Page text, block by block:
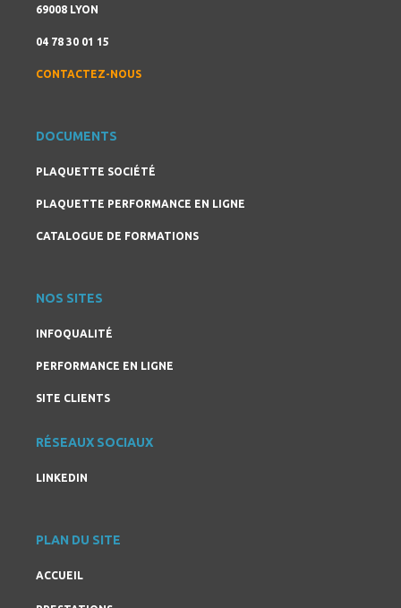
69008 LYON
04 78 30 01 15
CONTACTEZ-NOUS
DOCUMENTS
PLAQUETTE SOCIÉTÉ
PLAQUETTE PERFORMANCE EN LIGNE
CATALOGUE DE FORMATIONS
NOS SITES
INFOQUALITÉ
PERFORMANCE EN LIGNE
SITE CLIENTS
RÉSEAUX SOCIAUX
LINKEDIN
PLAN DU SITE
ACCUEIL